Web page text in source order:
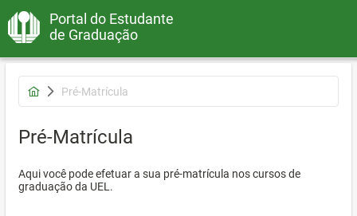
Portal do Estudante
de Graduação
Pré-Matrícula
Pré-Matrícula
Aqui você pode efetuar a sua pré-matrícula nos cursos de
graduação da UEL.